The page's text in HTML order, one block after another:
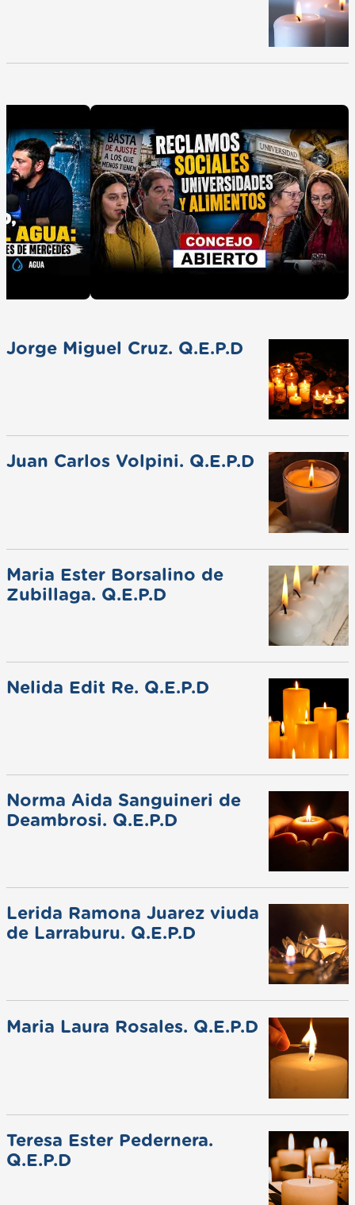
Jorge Miguel Cruz. Q.E.P.D
Juan Carlos Volpini. Q.E.P.D
Maria Ester Borsalino de
Zubillaga. Q.E.P.D
Nelida Edit Re. Q.E.P.D
Norma Aida Sanguineri de
Deambrosi. Q.E.P.D
Lerida Ramona Juarez viuda
de Larraburu. Q.E.P.D
Maria Laura Rosales. Q.E.P.D
Teresa Ester Pedernera.
Q.E.P.D